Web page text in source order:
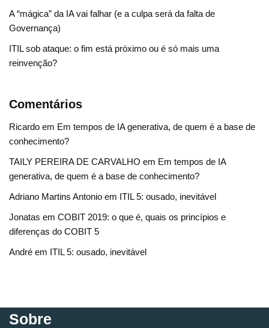
A “mágica” da IA vai falhar (e a culpa será da falta de
Governança)
ITIL sob ataque: o fim está próximo ou é só mais uma
reinvenção?
Comentários
Ricardo em Em tempos de IA generativa, de quem é a base de
conhecimento?
TAILY PEREIRA DE CARVALHO em Em tempos de IA
generativa, de quem é a base de conhecimento?
Adriano Martins Antonio em ITIL 5: ousado, inevitável
Jonatas em COBIT 2019: o que é, quais os princípios e
diferenças do COBIT 5
André em ITIL 5: ousado, inevitável
Sobre